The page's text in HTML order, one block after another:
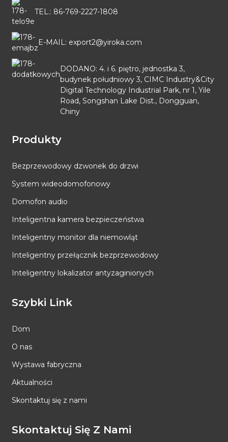
TEL.: 86-769-2227-1808
E-MAIL: export2@yiroka.com
DODANO: 4. i 6. piętro, jednostka 3,
budynek południowy 3, CIMC Industry&City
Digital Technology Industrial Park, nr 1, Yile
Road, Songshan Lake Dist., Dongguan,
Chiny
Produkty
Bezprzewodowy dzwonek do drzwi
System wideodomofonowy
Domofon audio
Inteligentna kamera bezpieczeństwa
Inteligentny monitor dla niemowląt
Inteligentny przełącznik bezprzewodowy
Inteligentny lokalizator antyzaginionych
Szybki Link
Dom
O nas
Wystawa fabryczna
Aktualności
Skontaktuj się z nami
Skontaktuj Się Z Nami